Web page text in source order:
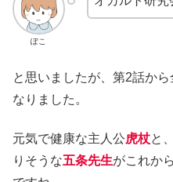
ぽこ
と思いましたが、第2話か
なりました。
元気で健康な主人公虎杖と
りそうな五条先生がこれか